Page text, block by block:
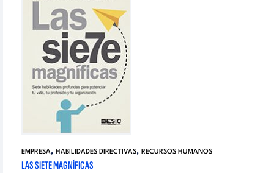
EMPRESA, HABILIDADES DIRECTIVAS, RECURSOS HUMANOS
LAS SIETE MAGNÍFICAS